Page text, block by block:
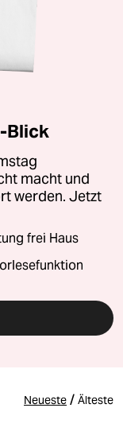
Blick
macht und
werden. Jetzt
frei Haus
Neueste / Älteste